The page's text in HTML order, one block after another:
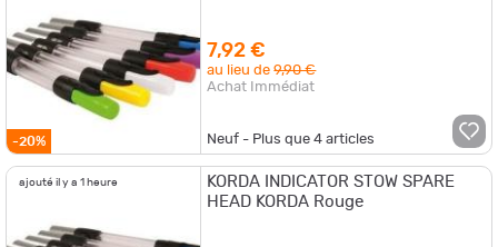
-20%
7,92 €
au lieu de9,90 €
Achat Immédiat
Neuf - Plus que4 articles
ajouté il y a 1 heure
KORDA INDICATOR STOW SPARE
HEAD KORDA Rouge